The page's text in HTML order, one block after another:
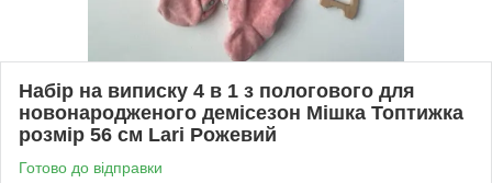
Набір на виписку 4 в 1 з пологового для
новонародженого демісезон Мішка Топтижка
розмір 56 см Lari Рожевий
Готово до відправки